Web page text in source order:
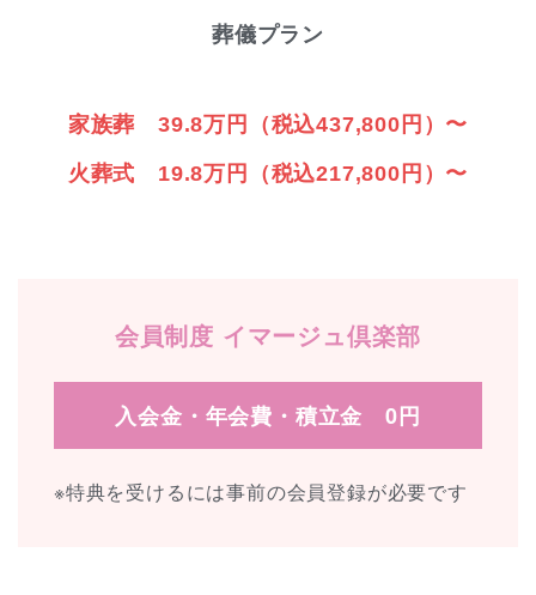
葬儀プラン
家族葬 39.8万円（税込437,800円）〜
火葬式 19.8万円（税込217,800円）〜
会員制度 イマージュ倶楽部
入会金・年会費・積立金 0円
※特典を受けるには事前の会員登録が必要です